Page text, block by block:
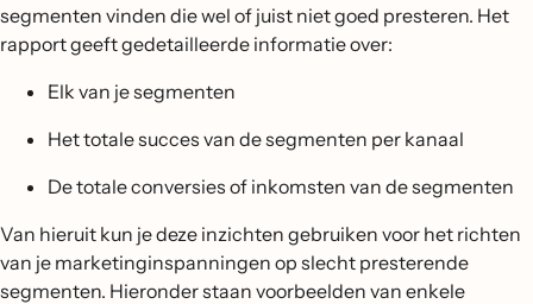
segmenten vinden die wel of juist niet goed presteren. Het
rapport geeft gedetailleerde informatie over:
Elk van je segmenten
Het totale succes van de segmenten per kanaal
De totale conversies of inkomsten van de segmenten
Van hieruit kun je deze inzichten gebruiken voor het richten
van je marketinginspanningen op slecht presterende
segmenten. Hieronder staan voorbeelden van enkele